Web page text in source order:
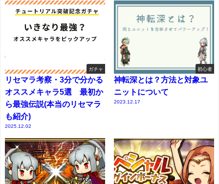
ガチャ
リセマラ考察・3分で分かる
オススメキャラ5選 最初か
ら最強伝説(本当のリセマラ
も紹介)
2025.12.02
初心者
神転深とは？方法と対象ユ
ニットについて
2023.12.17